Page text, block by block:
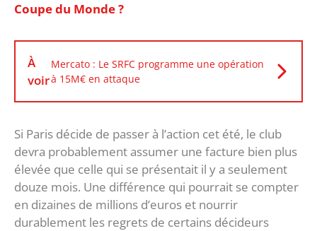
Coupe du Monde ?
À
voir
Mercato : Le SRFC programme une opération
à 15M€ en attaque
Si Paris décide de passer à l’action cet été, le club
devra probablement assumer une facture bien plus
élevée que celle qui se présentait il y a seulement
douze mois. Une différence qui pourrait se compter
en dizaines de millions d’euros et nourrir
durablement les regrets de certains décideurs